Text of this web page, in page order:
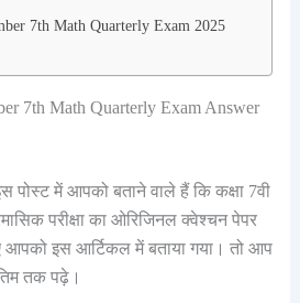
7th Math Quarterly Exam 2025
7th Math Quarterly Exam Answer
पोस्ट में आपको बताने वाले हैं कि कक्षा 7वी
परीक्षा का ओरिजिनल क्वेश्चन पेपर
इस आर्टिकल में बताया गया। तो आप
तक पढ़े।